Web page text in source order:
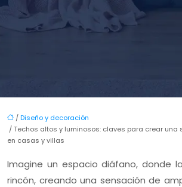
/Diseño y decoración
/ Techos altos y luminosos: claves para crear
en casas y villas
Imagine un espacio diáfano, donde
rincón, creando una sensación de